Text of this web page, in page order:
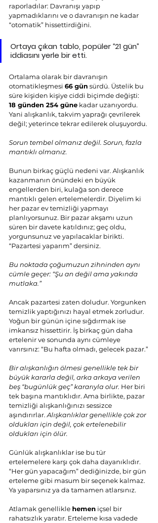
raporladılar: Davranışı yapıp
yapmadıklarını ve o davranışın ne kadar
“otomatik” hissettirdiğini.
Ortaya çıkan tablo, popüler “21 gün”
iddiasını yerle bir etti.
Ortalama olarak bir davranışın
otomatikleşmesi 66 gün sürdü. Üstelik bu
süre kişiden kişiye ciddi biçimde değişti:
18 günden 254 güne kadar uzanıyordu.
Yani alışkanlık, takvim yaprağı çevrilerek
değil; yeterince tekrar edilerek oluşuyordu.
Sorun tembel olmanız değil. Sorun, fazla
mantıklı olmanız.
Bunun birkaç güçlü nedeni var. Alışkanlık
kazanmanın önündeki en büyük
engellerden biri, kulağa son derece
mantıklı gelen ertelemelerdir. Diyelim ki
her pazar ev temizliği yapmayı
planlıyorsunuz. Bir pazar akşamı uzun
süren bir davete katıldınız; geç oldu,
yorgunsunuz ve yapılacaklar birikti.
“Pazartesi yaparım” dersiniz.
Bu noktada çoğumuzun zihninden aynı
cümle geçer: “Şu an değil ama yakında
mutlaka.”
Ancak pazartesi zaten doludur. Yorgunken
temizlik yaptığınızı hayal etmek zorludur.
Yoğun bir günün içine sığdırmak ise
imkansız hissettirir. İş birkaç gün daha
ertelenir ve sonunda aynı cümleye
varırsınız: “Bu hafta olmadı, gelecek pazar.”
Bir alışkanlığın ölmesi genellikle tek bir
büyük kararla değil, arka arkaya verilen
beş “bugünlük geç” kararıyla olur. Her biri
tek başına mantıklıdır. Ama birlikte, pazar
temizliği alışkanlığınızı sessizce
aşındırırlar. Alışkanlıklar genellikle çok zor
oldukları için değil, çok ertelenebilir
oldukları için ölür.
Günlük alışkanlıklar ise bu tür
ertelemelere karşı çok daha dayanıklıdır.
“Her gün yapacağım” dediğinizde, bir gün
erteleme gibi masum bir seçenek kalmaz.
Ya yaparsınız ya da tamamen atlarsınız.
Atlamak genellikle hemen içsel bir
rahatsızlık yaratır. Erteleme kısa vadede